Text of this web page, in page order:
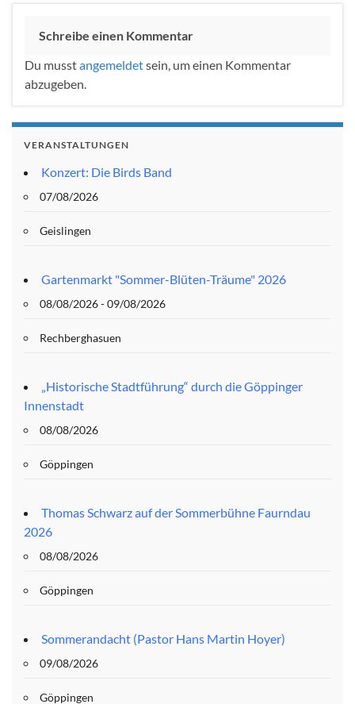
Schreibe einen Kommentar
Du musstangemeldetsein, um einen Kommentar
abzugeben.
VERANSTALTUNGEN
Konzert: Die Birds Band
07/08/2026
Geislingen
Gartenmarkt "Sommer-Blüten-Träume" 2026
08/08/2026 - 09/08/2026
Rechberghasuen
„Historische Stadtführung“ durch die Göppinger
Innenstadt
08/08/2026
Göppingen
Thomas Schwarz auf der Sommerbühne Faurndau
2026
08/08/2026
Göppingen
Sommerandacht (Pastor Hans Martin Hoyer)
09/08/2026
Göppingen